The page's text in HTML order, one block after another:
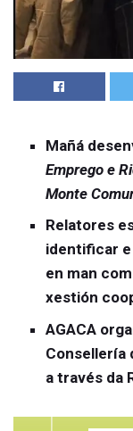
Mañá
Emprego e
Monte
Relatores
identificar
en man
xestión
AGACA
Consellería
a través da